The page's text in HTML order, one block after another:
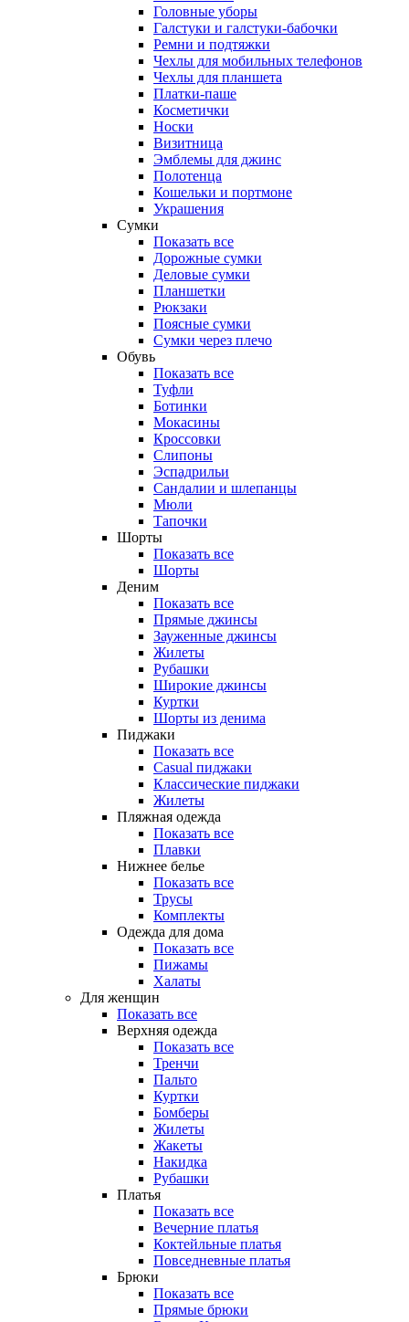
Головные уборы
Галстуки и галстуки-бабочки
Ремни и подтяжки
Чехлы для мобильных телефонов
Чехлы для планшета
Платки-паше
Косметички
Носки
Визитница
Эмблемы для джинс
Полотенца
Кошельки и портмоне
Украшения
Сумки
Показать все
Дорожные сумки
Деловые сумки
Планшетки
Рюкзаки
Поясные сумки
Сумки через плечо
Обувь
Показать все
Туфли
Ботинки
Мокасины
Кроссовки
Слипоны
Эспадрильи
Сандалии и шлепанцы
Мюли
Тапочки
Шорты
Показать все
Шорты
Деним
Показать все
Прямые джинсы
Зауженные джинсы
Жилеты
Рубашки
Широкие джинсы
Куртки
Шорты из денима
Пиджаки
Показать все
Casual пиджаки
Классические пиджаки
Жилеты
Пляжная одежда
Показать все
Плавки
Нижнее белье
Показать все
Трусы
Комплекты
Одежда для дома
Показать все
Пижамы
Халаты
Для женщин
Показать все
Верхняя одежда
Показать все
Тренчи
Пальто
Куртки
Бомберы
Жилеты
Жакеты
Накидка
Рубашки
Платья
Показать все
Вечерние платья
Коктейльные платья
Повседневные платья
Брюки
Показать все
Прямые брюки